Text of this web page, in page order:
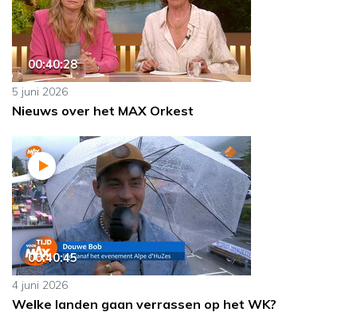
00:40:28
5 juni 2026
Nieuws over het MAX Orkest
00:40:45
4 juni 2026
Welke landen gaan verrassen op het WK?